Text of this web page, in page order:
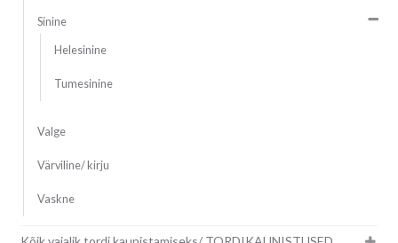
Sinine
Helesinine
Tumesinine
Valge
Värviline/ kirju
Vaskne